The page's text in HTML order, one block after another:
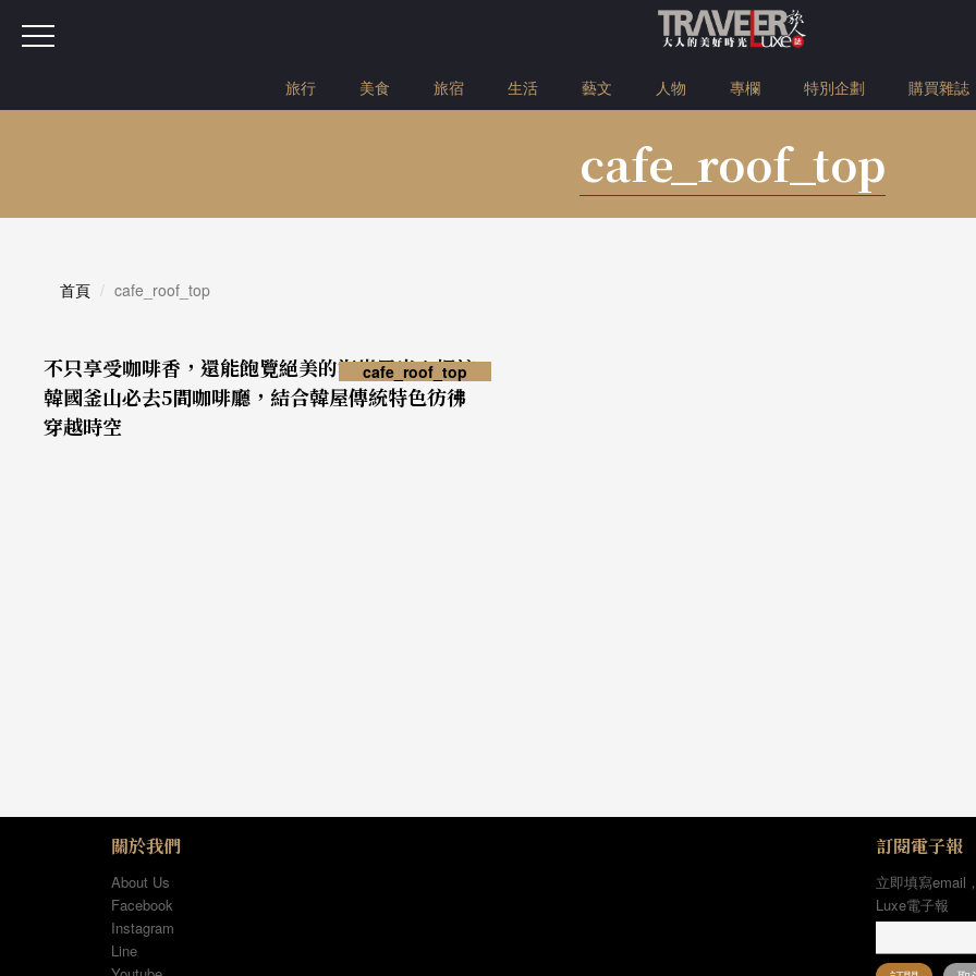
旅行 美食 旅宿 生活 藝文 人物 專欄 特別企劃 購買雜誌
cafe_roof_top
首頁 cafe_roof_top
不只享受咖啡香，還能飽覽絕美的海岸風光！探訪
韓國釜山必去5間咖啡廳，結合韓屋傳統特色彷彿
穿越時空
cafe_roof_top
關於我們
About Us
Facebook
Instagram
Line
訂閱電子報
立即填寫email
Luxe電子報